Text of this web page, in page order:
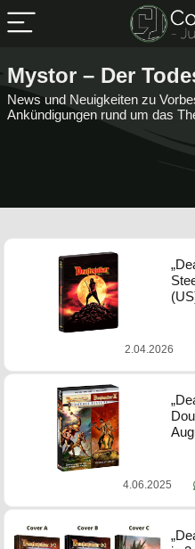
Mystor – Der
News und Neuigkeiten zu
Ankündigungen rund um das
2.04.2026
4.06.2025